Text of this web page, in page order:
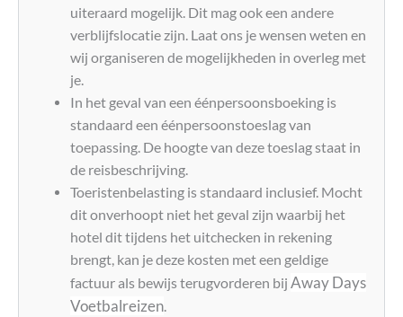
uiteraard mogelijk. Dit mag ook een andere
verblijfslocatie zijn. Laat ons je wensen weten en
wij organiseren de mogelijkheden in overleg met
je.
In het geval van een éénpersoonsboeking is
standaard een éénpersoonstoeslag van
toepassing. De hoogte van deze toeslag staat in
de reisbeschrijving.
Toeristenbelasting is standaard inclusief. Mocht
dit onverhoopt niet het geval zijn waarbij het
hotel dit tijdens het uitchecken in rekening
brengt, kan je deze kosten met een geldige
factuur als bewijs terugvorderen bij Away Days
Voetbalreizen.